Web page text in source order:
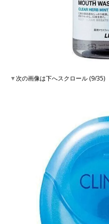
▼次の画像は下へスクロール (9/35)